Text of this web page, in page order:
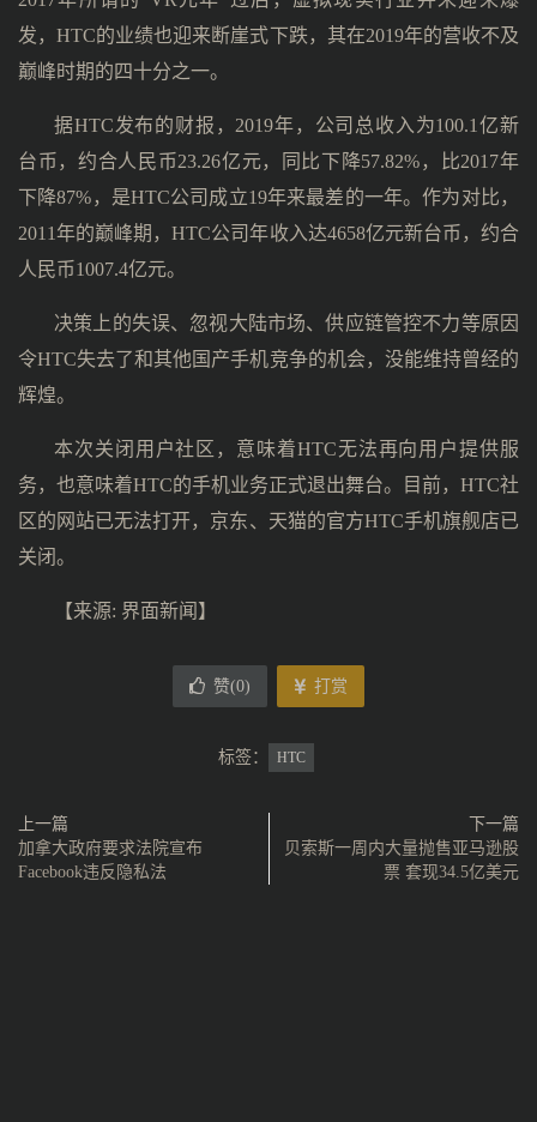
发，HTC的业绩也迎来断崖式下跌，其在2019年的营收不及
巅峰时期的四十分之一。
据HTC发布的财报，2019年，公司总收入为100.1亿新
台币，约合人民币23.26亿元，同比下降57.82%，比2017年
下降87%，是HTC公司成立19年来最差的一年。作为对比，
2011年的巅峰期，HTC公司年收入达4658亿元新台币，约合
人民币1007.4亿元。
决策上的失误、忽视大陆市场、供应链管控不力等原因
令HTC失去了和其他国产手机竞争的机会，没能维持曾经的
辉煌。
本次关闭用户社区，意味着HTC无法再向用户提供服
务，也意味着HTC的手机业务正式退出舞台。目前，HTC社
区的网站已无法打开，京东、天猫的官方HTC手机旗舰店已
关闭。
【来源: 界面新闻】
赞(0) 打赏
标签： HTC
上一篇
加拿大政府要求法院宣布
Facebook违反隐私法
下一篇
贝索斯一周内大量抛售亚马逊股
票 套现34.5亿美元